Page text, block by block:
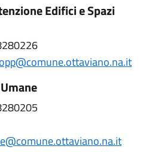
Edifici e Spazi